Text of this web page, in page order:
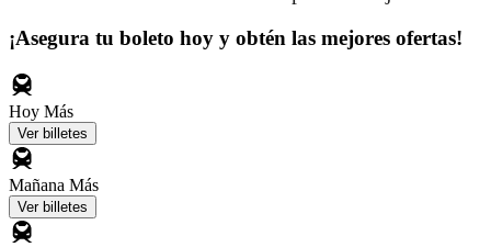
¡Asegura tu boleto hoy y obtén las mejores ofertas!
Hoy Más
Ver billetes
Mañana Más
Ver billetes